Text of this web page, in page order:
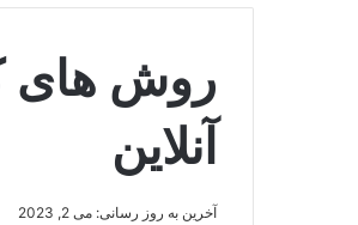
روش های
آنلاین
آخرین به روز رسانی: می 2, 2023